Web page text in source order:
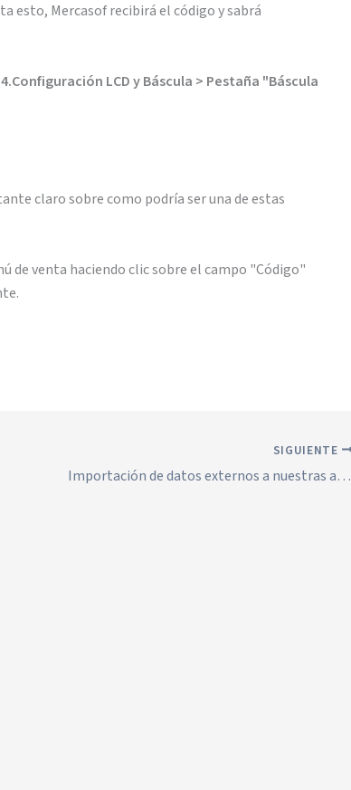
esto, Mercasof recibirá el código y sabrá
LCD y Báscula > Pestaña "Báscula
claro sobre como podría ser una de estas
de venta haciendo clic sobre el campo "Código"
SIGUIENTE
Importación de datos externos a nuestras aplicaciones de escritorio